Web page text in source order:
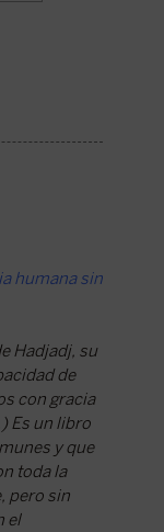
humana sin
Hadjadj, su
de
con gracia
Es un libro
y que
toda la
pero sin
el
El trigo